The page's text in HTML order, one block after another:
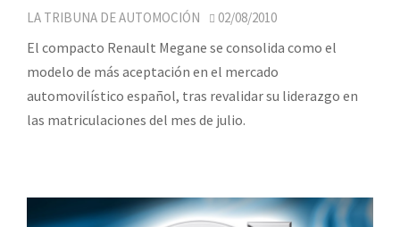
LA TRIBUNA DE AUTOMOCIÓN 02/08/2010
El compacto Renault Megane se consolida como el
modelo de más aceptación en el mercado
automovilístico español, tras revalidar su liderazgo en
las matriculaciones del mes de julio.